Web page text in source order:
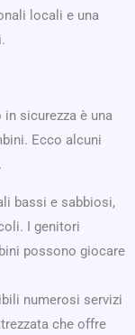
locali e una
sicurezza è una
Ecco alcuni
bassi e sabbiosi,
I genitori
possono giocare
numerosi servizi
che offre